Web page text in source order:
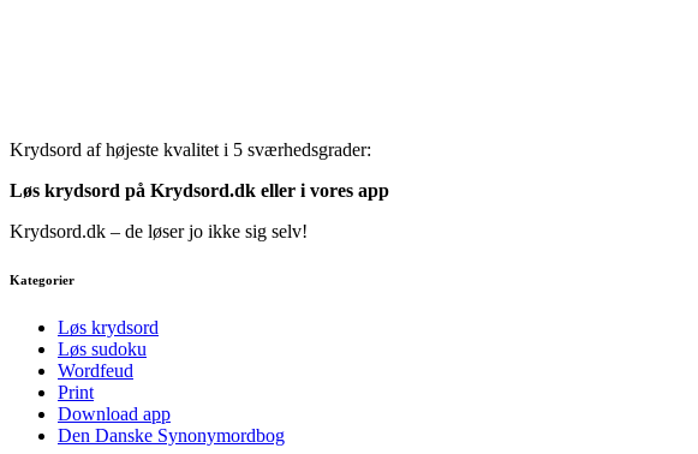
Krydsord af højeste kvalitet i 5 sværhedsgrader:
Løs krydsord på Krydsord.dk eller i vores app
Krydsord.dk – de løser jo ikke sig selv!
Kategorier
Løs krydsord
Løs sudoku
Wordfeud
Print
Download app
Den Danske Synonymordbog